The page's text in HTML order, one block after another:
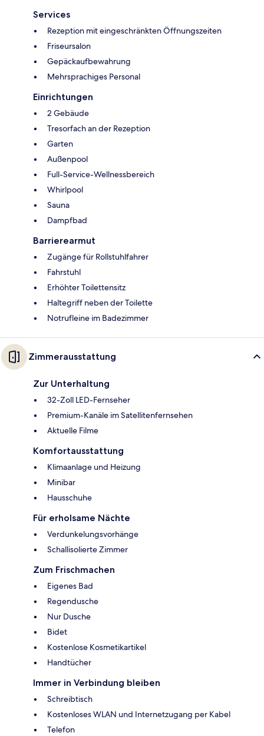
Services
Rezeption mit eingeschränkten Öffnungszeiten
Friseursalon
Gepäckaufbewahrung
Mehrsprachiges Personal
Einrichtungen
2 Gebäude
Tresorfach an der Rezeption
Garten
Außenpool
Full-Service-Wellnessbereich
Whirlpool
Sauna
Dampfbad
Barrierearmut
Zugänge für Rollstuhlfahrer
Fahrstuhl
Erhöhter Toilettensitz
Haltegriff neben der Toilette
Notrufleine im Badezimmer
Zimmerausstattung
Zur Unterhaltung
32-Zoll LED-Fernseher
Premium-Kanäle im Satellitenfernsehen
Aktuelle Filme
Komfortausstattung
Klimaanlage und Heizung
Minibar
Hausschuhe
Für erholsame Nächte
Verdunkelungsvorhänge
Schallisolierte Zimmer
Zum Frischmachen
Eigenes Bad
Regendusche
Nur Dusche
Bidet
Kostenlose Kosmetikartikel
Handtücher
Immer in Verbindung bleiben
Schreibtisch
Kostenloses WLAN und Internetzugang per Kabel
Telefon